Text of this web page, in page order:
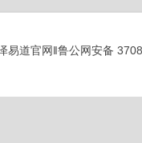
易道官网‖鲁公网安备